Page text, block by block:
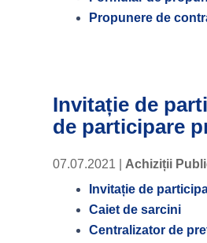
Propunere de
Invitație de
de participare
07.07.2021
Achiziții
Invitație de
Caiet de sarcini
Centralizator de